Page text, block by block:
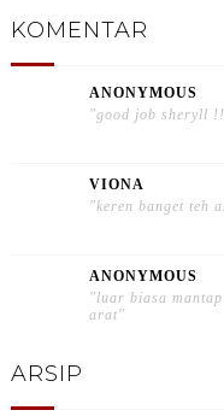
KOMENTAR
ANONYMOUS
"good job sheryll
VIONA
"keren banget teh
ANONYMOUS
"luar biasa
arat"
ARSIP